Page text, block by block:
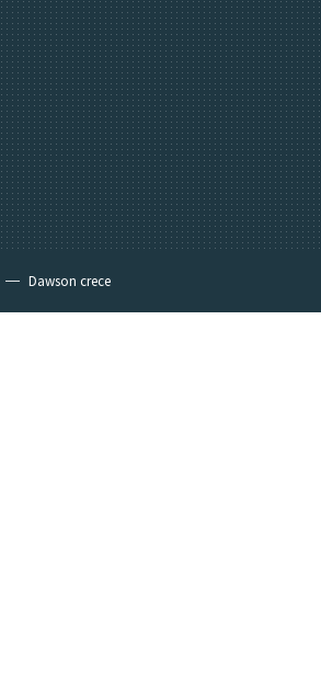
Dawson crece